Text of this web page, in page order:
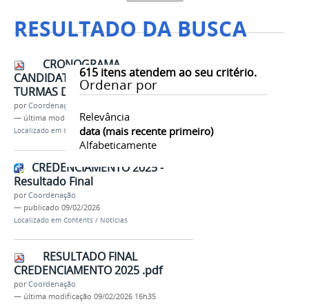
RESULTADO DA BUSCA
615itens atendem ao seu critério.
Ordenar por
Relevância
data (mais recente primeiro)
Alfabeticamente
CRONOGRAMA
CANDIDATURAS À BOLSA -
TURMAS DE 2026 - PPGA.pdf
porCoordenação
— última modificação 18/02/2026 14h56
Localizado em Contents / Documentos
CREDENCIAMENTO 2025 -
Resultado Final
porCoordenação
— publicado 09/02/2026
Localizado em Contents / Notícias
RESULTADO FINAL
CREDENCIAMENTO 2025 .pdf
porCoordenação
— última modificação 09/02/2026 16h35